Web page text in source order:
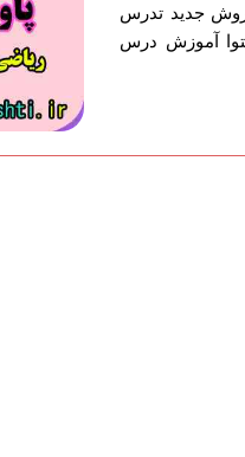
روش جدید تدرس
آموزش درس